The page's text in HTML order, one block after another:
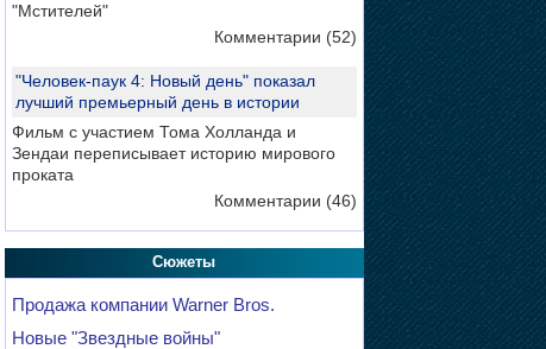
"Мстителей"
Комментарии (52)
"Человек-паук 4: Новый день" показал
лучший премьерный день в истории
Фильм с участием Тома Холланда и
Зендаи переписывает историю мирового
проката
Комментарии (46)
Сюжеты
Продажа компании Warner Bros.
Новые "Звездные войны"